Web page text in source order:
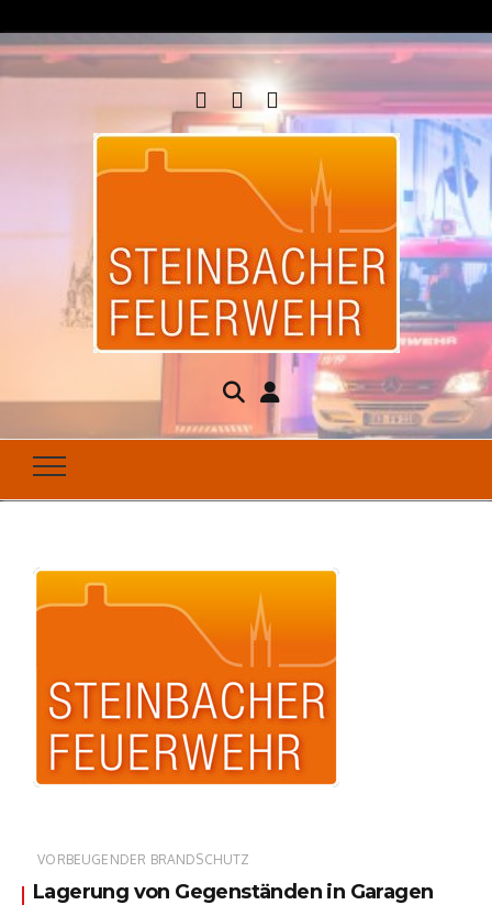
Steinbacher
Feuerwehr
Seit 1877 für Ihren Brandschutz da
VORBEUGENDER BRANDSCHUTZ
Lagerung von Gegenständen in Garagen